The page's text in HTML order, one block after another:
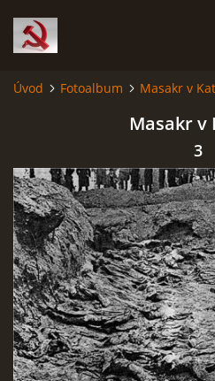
ČERNÁ KNIHA KOMUNISMU I.
ČERNÁ KNIHA KOMUNISMU II.
RUDÝ HLADOMOR: STALINOVA
KATYŇSKÝ MASAKR
OSTATNÍ ZLOČINY KOMUNISMU
Úvod Fotoalbum Masakr v
Masakr v
3